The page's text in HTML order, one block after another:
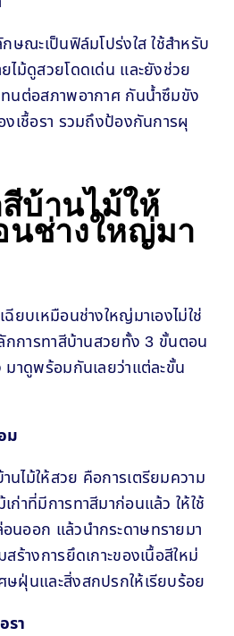
กษณะเป็นฟิล์มโปร่งใส ใช้สำหรับ
ไม้ดูสวยโดดเด่น และยังช่วย
นต่อสภาพอากาศ กันน้ำซึมขัง
งเชื้อรา รวมถึงป้องกันการผุ
บ้านไม้ให้
นช่างใหญ่มา
ยบเหมือนช่างใหญ่มาเองไม่ใช่
กการทาสีบ้านสวยทั้ง 3 ขั้นตอน
มาดูพร้อมกันเลยว่าแต่ละขั้น
ม
ไม้ให้สวย คือการเตรียมความ
ก่าที่มีการทาสีมาก่อนแล้ว ให้ใช้
นออก แล้วนำกระดาษทรายมา
ร้างการยึดเกาะของเนื้อสีใหม่
ษฝุ่นและสิ่งสกปรกให้เรียบร้อย
รา